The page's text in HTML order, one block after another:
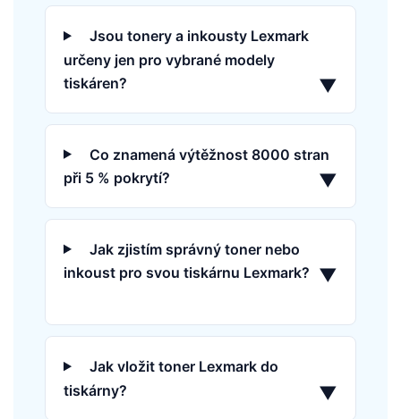
Jsou tonery a inkousty Lexmark
určeny jen pro vybrané modely
tiskáren?
▼
Co znamená výtěžnost 8000 stran
při 5 % pokrytí?
▼
Jak zjistím správný toner nebo
inkoust pro svou tiskárnu Lexmark? ▼
Jak vložit toner Lexmark do
tiskárny?
▼